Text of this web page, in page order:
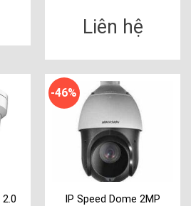
Liên hệ
-46%
IP Speed Dome 2MP